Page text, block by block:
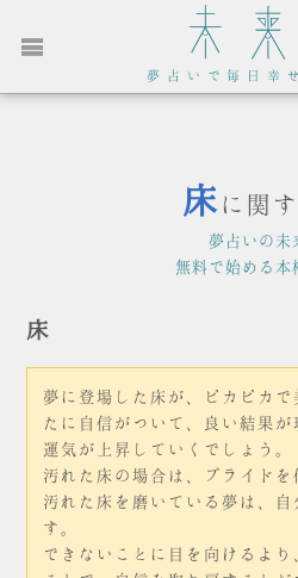
夢占いで毎日幸
床 に関
夢占いの未
無料で始める本
床
夢に登場した床が、ピカピカ
たに自信がついて、良い結果が
運気が上昇していくでしょう。
汚れた床の場合は、プライドを
汚れた床を磨いている夢は、自
す。
できないことに目を向けるよ